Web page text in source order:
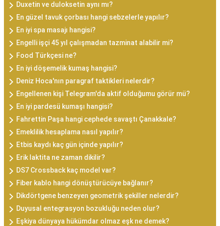
Duxetin ve duloksetin aynı mı?
En güzel tavuk çorbası hangi sebzelerle yapılır?
En iyi spa masajı hangisi?
Engelli işçi 45 yıl çalışmadan tazminat alabilir mi?
Food Türkçesi ne?
En iyi döşemelik kumaş hangisi?
Deniz Hoca'nın paragraf taktikleri nelerdir?
Engellenen kişi Telegram'da aktif olduğumu görür mü?
En iyi pardesü kumaşı hangisi?
Fahrettin Paşa hangi cephede savaştı Çanakkale?
Emeklilik hesaplama nasıl yapılır?
Etbis kaydı kaç gün içinde yapılır?
Erik laktita ne zaman dikilir?
DS7 Crossback kaç model var?
Fiber kablo hangi dönüştürücüye bağlanır?
Dikdörtgene benzeyen geometrik şekiller nelerdir?
Duyusal entegrasyon bozukluğu neden olur?
Eşkiya dünyaya hükümdar olmaz eşk ne demek?